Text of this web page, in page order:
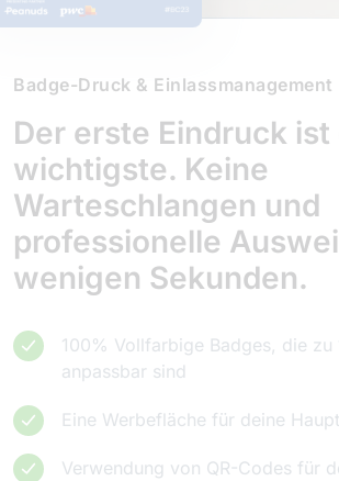
Badge-Druck & Einlassmanagement
Der erste Eindruck ist
wichtigste. Keine
Warteschlangen und
professionelle
wenigen Sekunden.
100% Vollfarbige Badges, die zu
anpassbar sind
Eine Werbefläche für deine
Verwendung von QR-Codes für